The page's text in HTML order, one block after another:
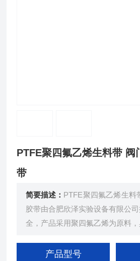
PTFE聚四氟乙烯生料带 阀
带
简要描述： PTFE聚四氟乙烯生料
胶带由合肥欣泽实验设备有限公
全，产品采用聚四氟乙烯为原料
产品型号